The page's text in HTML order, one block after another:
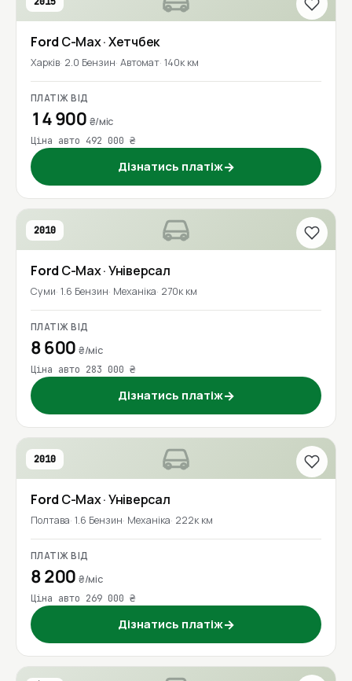
Ford C-Max· Хетчбек
Харків 2.0 Бензин Автомат 140к км
ПЛАТІЖ ВІД
14 900 ₴/міс
Ціна авто 492 000 ₴
Дізнатись платіж→
2010
Ford C-Max· Універсал
Суми 1.6 Бензин Механіка 270к км
ПЛАТІЖ ВІД
8 600₴/міс
Ціна авто 283 000 ₴
Дізнатись платіж→
2010
Ford C-Max· Універсал
Полтава 1.6 Бензин Механіка 222к км
ПЛАТІЖ ВІД
8 200₴/міс
Ціна авто 269 000 ₴
Дізнатись платіж→